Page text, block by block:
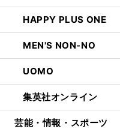
HAPPY PLUS ONE
MEN'S NON-NO
UOMO
集英社オンライン
芸能・情報・スポーツ